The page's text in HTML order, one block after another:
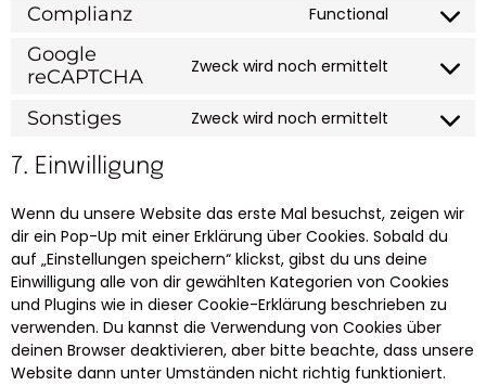
Complianz Functional
Google
reCAPTCHA
Zweck wird noch ermittelt
Sonstiges Zweck wird noch ermittelt
7. Einwilligung
Wenn du unsere Website das erste Mal besuchst, zeigen wir
dir ein Pop-Up mit einer Erklärung über Cookies. Sobald du
auf „Einstellungen speichern“ klickst, gibst du uns deine
Einwilligung alle von dir gewählten Kategorien von Cookies
und Plugins wie in dieser Cookie-Erklärung beschrieben zu
verwenden. Du kannst die Verwendung von Cookies über
deinen Browser deaktivieren, aber bitte beachte, dass unsere
Website dann unter Umständen nicht richtig funktioniert.